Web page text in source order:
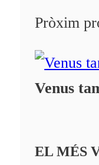
Pròxim
Venus
EL MÉS